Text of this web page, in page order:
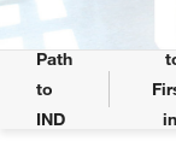
Path
to
IND